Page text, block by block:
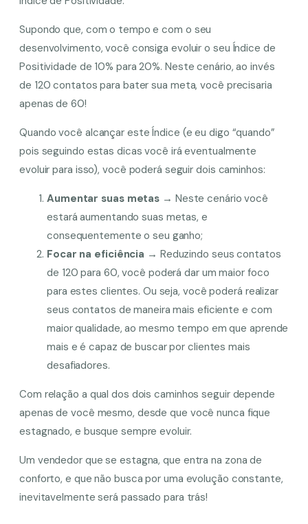
Supondo que, com o tempo e com o seu
desenvolvimento, você consiga evoluir o seu Índice de
Positividade de 10% para 20%. Neste cenário, ao invés
de 120 contatos para bater sua meta, você precisaria
apenas de 60!
Quando você alcançar este Índice (e eu digo “quando”
pois seguindo estas dicas você irá eventualmente
evoluir para isso), você poderá seguir dois caminhos:
Aumentar suas metas → Neste cenário você
estará aumentando suas metas, e
consequentemente o seu ganho;
Focar na eficiência → Reduzindo seus contatos
de 120 para 60, você poderá dar um maior foco
para estes clientes. Ou seja, você poderá realizar
seus contatos de maneira mais eficiente e com
maior qualidade, ao mesmo tempo em que aprende
mais e é capaz de buscar por clientes mais
desafiadores.
Com relação a qual dos dois caminhos seguir depende
apenas de você mesmo, desde que você nunca fique
estagnado, e busque sempre evoluir.
Um vendedor que se estagna, que entra na zona de
conforto, e que não busca por uma evolução constante,
inevitavelmente será passado para trás!